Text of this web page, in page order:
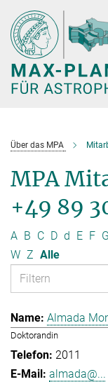
Hauptinhalt
Über das MPA
MPA
+49 89
A B C D d E F G
W Z Alle
Almada
Doktorandin
2011
almada@...